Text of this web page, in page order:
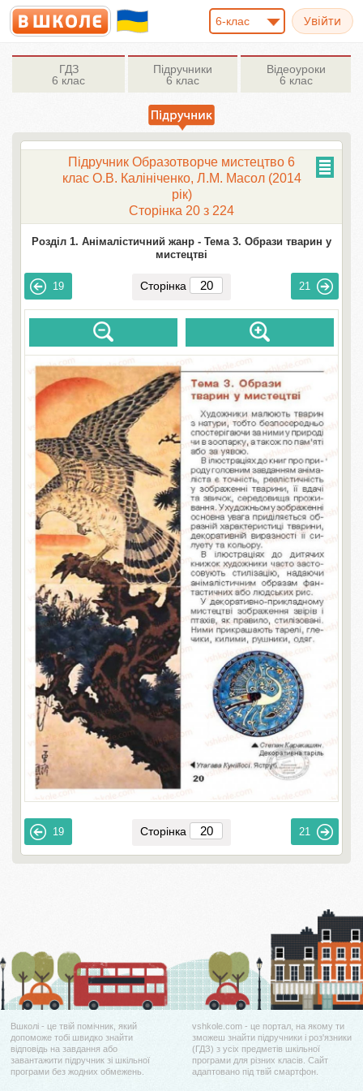
6-клас
ГДЗ
6 клас
Підручники
6 клас
Відеоуроки
6 клас
Підручник Образотворче мистецтво 6
клас О.В. Калініченко, Л.М. Масол (2014
рік)
Сторінка 20 з 224
Розділ 1. Анімалістичний жанр - Тема 3. Образи тварин у
мистецтві
19 Сторінка 21
19 Сторінка 21
Вшколі - це твій помічник, який
допоможе тобі швидко знайти
відповідь на завдання або
завантажити підручник зі шкільної
програми без жодних обмежень.
vshkole.com - це портал, на якому ти
зможеш знайти підручники і роз'язники
(ГДЗ) з усіх предметів шкільної
програми для різних класів. Сайт
адаптовано під твій смартфон.